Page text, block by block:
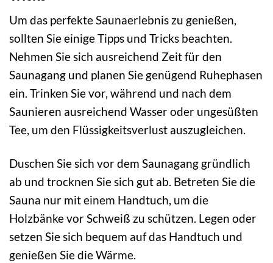
Um das perfekte Saunaerlebnis zu genießen,
sollten Sie einige Tipps und Tricks beachten.
Nehmen Sie sich ausreichend Zeit für den
Saunagang und planen Sie genügend Ruhephasen
ein. Trinken Sie vor, während und nach dem
Saunieren ausreichend Wasser oder ungesüßten
Tee, um den Flüssigkeitsverlust auszugleichen.
Duschen Sie sich vor dem Saunagang gründlich
ab und trocknen Sie sich gut ab. Betreten Sie die
Sauna nur mit einem Handtuch, um die
Holzbänke vor Schweiß zu schützen. Legen oder
setzen Sie sich bequem auf das Handtuch und
genießen Sie die Wärme.